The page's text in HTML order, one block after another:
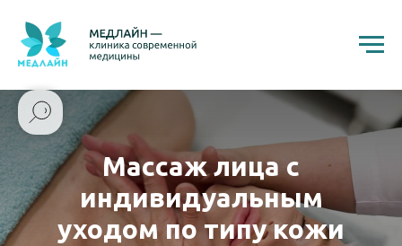
Массаж лица с
индивидуальным
уходом по типу кожи